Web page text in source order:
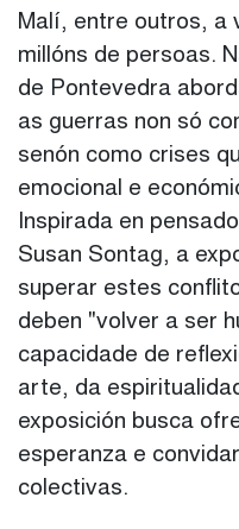
Malí, entre outros, a
millóns de persoas.
de Pontevedra
as guerras non só
senón como crises
emocional e
Inspirada en
Susan Sontag, a
superar estes
deben "volver a ser
capacidade de
arte, da
exposición busca
esperanza e
colectivas.